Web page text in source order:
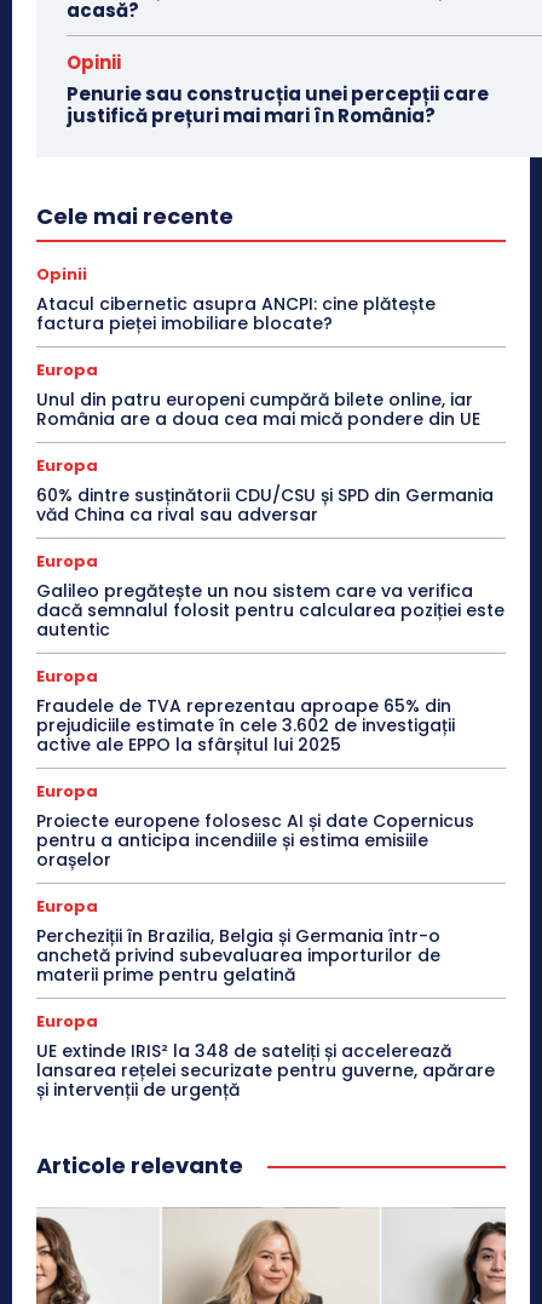
acasă?
Opinii
Penurie sau construcția unei percepții care
justifică prețuri mai mari în România?
Cele mai recente
Opinii
Atacul cibernetic asupra ANCPI: cine plătește
factura pieței imobiliare blocate?
Europa
Unul din patru europeni cumpără bilete online, iar
România are a doua cea mai mică pondere din UE
Europa
60% dintre susținătorii CDU/CSU și SPD din Germania
văd China ca rival sau adversar
Europa
Galileo pregătește un nou sistem care va verifica
dacă semnalul folosit pentru calcularea poziției este
autentic
Europa
Fraudele de TVA reprezentau aproape 65% din
prejudiciile estimate în cele 3.602 de investigații
active ale EPPO la sfârșitul lui 2025
Europa
Proiecte europene folosesc AI și date Copernicus
pentru a anticipa incendiile și estima emisiile
orașelor
Europa
Percheziții în Brazilia, Belgia și Germania într-o
anchetă privind subevaluarea importurilor de
materii prime pentru gelatină
Europa
UE extinde IRIS² la 348 de sateliți și accelerează
lansarea rețelei securizate pentru guverne, apărare
și intervenții de urgență
Articole relevante